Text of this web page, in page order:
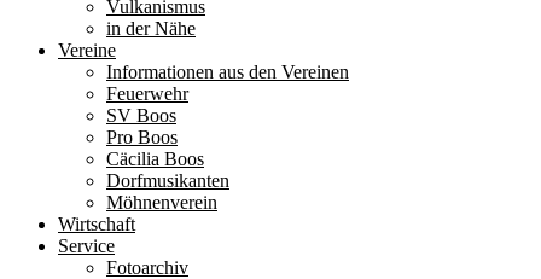
Vulkanismus
in der Nähe
Vereine
Informationen aus den Vereinen
Feuerwehr
SV Boos
Pro Boos
Cäcilia Boos
Dorfmusikanten
Möhnenverein
Wirtschaft
Service
Fotoarchiv